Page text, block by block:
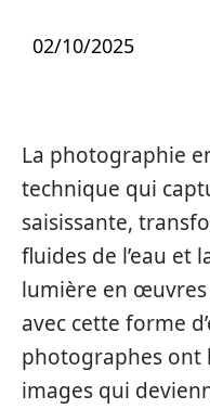
02/10/2025
La photographie
technique qui
saisissante,
fluides de l’eau et
lumière en œuvres
avec cette forme
photographes ont
images qui